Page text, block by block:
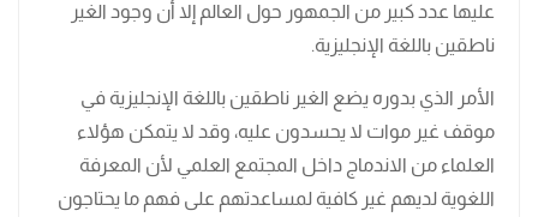
عليها عدد كبير من الجمهور حول العالم إلا أن وجود الغير
ناطقين باللغة الإنجليزية.
الأمر الذي بدوره يضع الغير ناطقين باللغة الإنجليزية في
موقف غير موات لا يحسدون عليه، وقد لا يتمكن هؤلاء
العلماء من الاندماج داخل المجتمع العلمي لأن المعرفة
اللغوية لديهم غير كافية لمساعدتهم على فهم ما يحتاجون